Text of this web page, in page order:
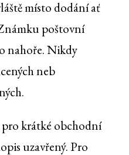
místo dodání ať
poštovní
nahoře. Nikdy
neb
krátké obchodní
uzavřený. Pro